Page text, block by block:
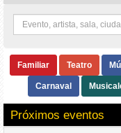
Familiar Teatro
Carnaval
Próximos eventos